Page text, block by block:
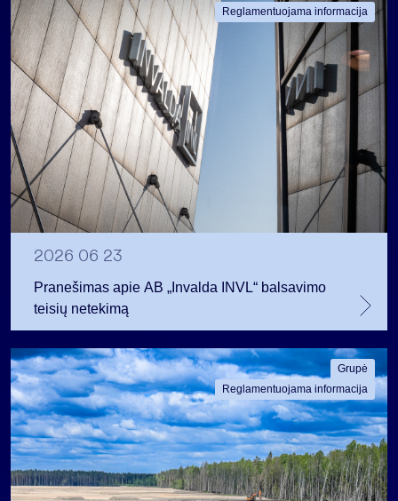
Reglamentuojama informacija
2026 06 23
Pranešimas apie AB „Invalda INVL“ balsavimo
teisių netekimą
Grupė
Reglamentuojama informacija